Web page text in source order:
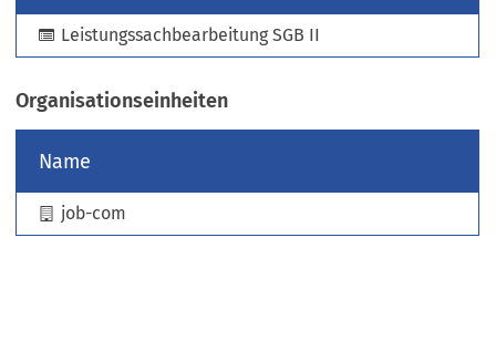
n
T
a
)
Leistungssachbearbeitung SGB II
Organisationseinheiten
Name
job-com